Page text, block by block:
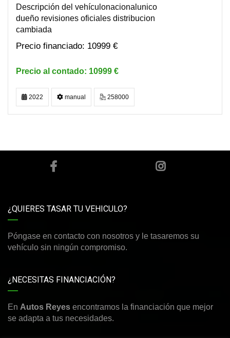
Descripción del vehículonacionalunico
dueño revisiones oficiales distribucion
cambiada
10999 €
10999 €
2022 manual 258000
¿QUIERES TASAR TU VEHICULO?
Póngase en contacto con nosotros y le tasaremos su
vehículo sin ningún compromiso.
¿NECESITAS FINANCIACIÓN?
En Autos Reyes encontramos la financiación que mejor
se adapta a tus necesidades.